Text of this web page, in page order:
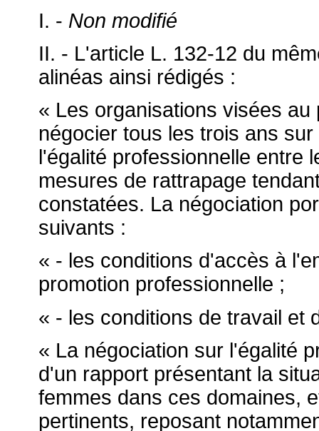
I. - Non modifié
II. - L'article L. 132-12 du
alinéas ainsi rédigés :
« Les organisations visées
négocier tous les trois ans
l'égalité professionnelle entre
mesures de rattrapage
constatées. La négociation
suivants :
« - les conditions d'accès à
promotion professionnelle ;
« - les conditions de travail et
« La négociation sur l'égalité
d'un rapport présentant la
femmes dans ces domaines,
pertinents, reposant